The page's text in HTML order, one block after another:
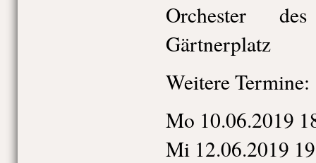
Orchester
Gärtnerplatz
Weitere Termine:
Mo 10.06.2019
Mi 12.06.2019